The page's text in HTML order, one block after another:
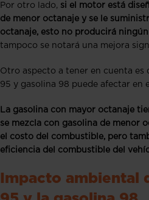
Por otro lado, si el motor está
de menor octanaje y se le
octanaje, esto no producirá
tampoco se notará una mejora
Otro aspecto a tener en cuenta es
95 y gasolina 98 puede afectar en
La gasolina con mayor octanaje
se mezcla con gasolina de menor
el costo del combustible, pero
eficiencia del combustible del
Impacto ambiental